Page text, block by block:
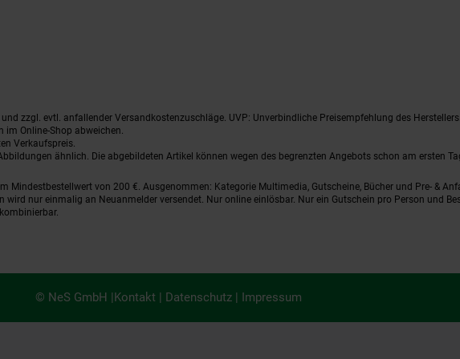
und zzgl. evtl. anfallender Versandkostenzuschläge. UVP: Unverbindliche Preisempfehlung des Herstellers.
Online-Shop abweichen.
Verkaufspreis.
ähnlich. Die abgebildeten Artikel können wegen des begrenzten Angebots schon am ersten
von 200 €. Ausgenommen: Kategorie Multimedia, Gutscheine, Bücher und Pre- &
nur einmalig an Neuanmelder versendet. Nur online einlösbar. Nur ein Gutschein pro Person und
© NeS GmbH |Kontakt | Datenschutz | Impressum